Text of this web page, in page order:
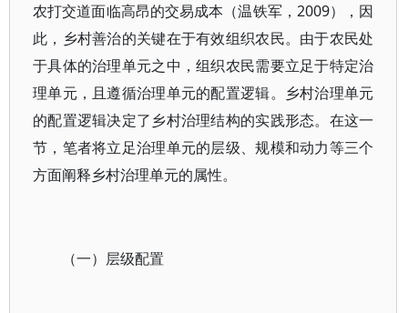
农打交道面临高昂的交易成本（温铁军，2009），因
此，乡村善治的关键在于有效组织农民。由于农民处
于具体的治理单元之中，组织农民需要立足于特定治
理单元，且遵循治理单元的配置逻辑。乡村治理单元
的配置逻辑决定了乡村治理结构的实践形态。在这一
节，笔者将立足治理单元的层级、规模和动力等三个
方面阐释乡村治理单元的属性。
（一）层级配置